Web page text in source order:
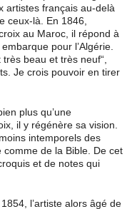
artistes français au-delà
ceux-là. En 1846,
au Maroc, il répond à
pour l’Algérie.
beau et très neuf“,
Je crois pouvoir en tirer
plus qu’une
il y régénère sa vision.
intemporels des
comme de la Bible. De cet
et de notes qui
l’artiste alors âgé de